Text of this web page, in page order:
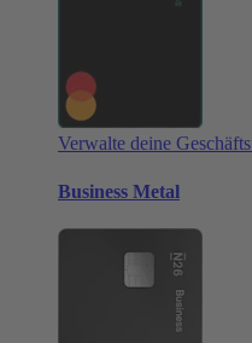
Verwalte deine
Business Metal